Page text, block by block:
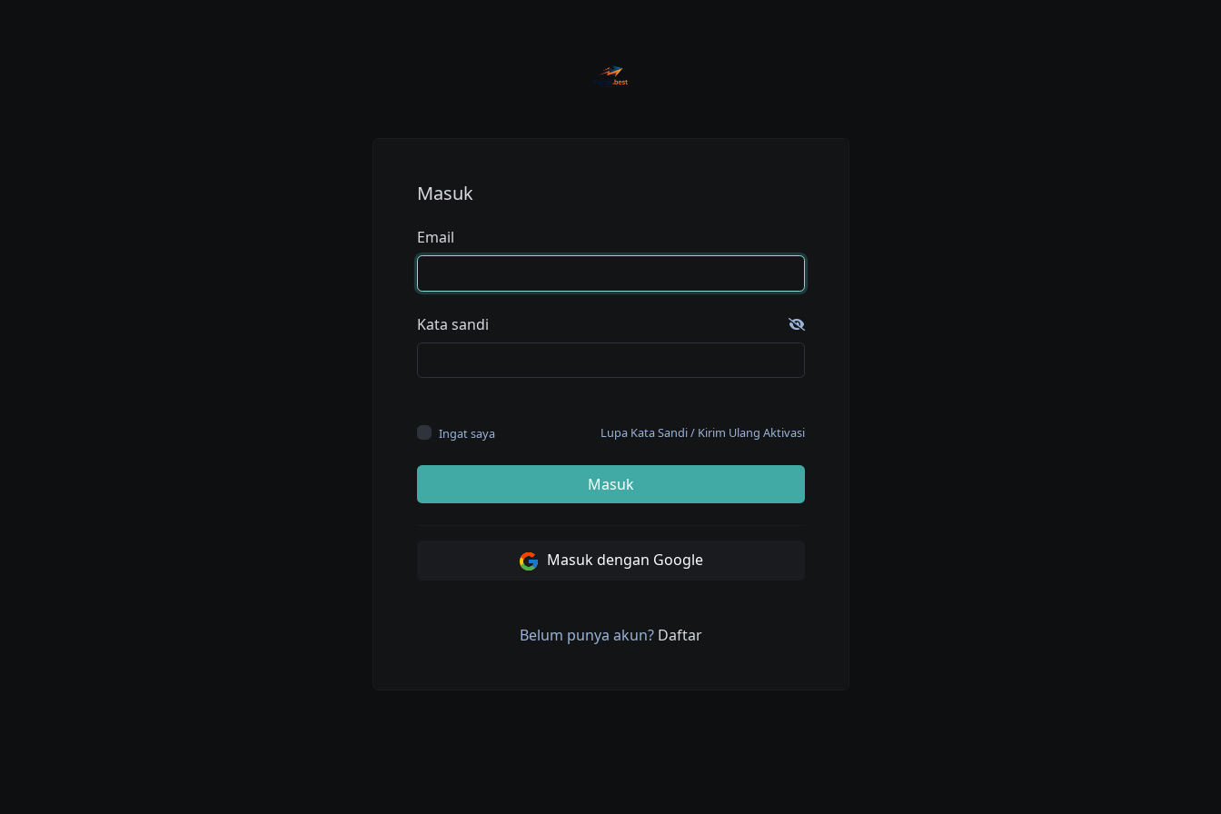
Masuk
Email
Kata sandi
Ingat saya Lupa Kata Sandi/ Kirim Ulang Aktivasi
Masuk
Masuk dengan Google
Belum punya akun? Daftar